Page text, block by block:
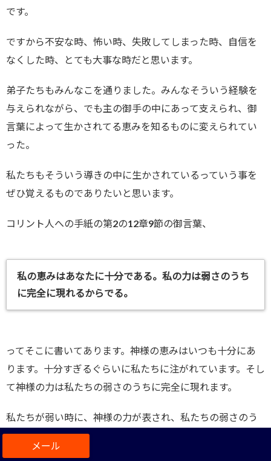
です。
ですから不安な時、怖い時、失敗してしまった時、自信を
なくした時、とても大事な時だと思います。
弟子たちもみんなこを通りました。みんなそういう経験を
与えられながら、でも主の御手の中にあって支えられ、御
言葉によって生かされてる恵みを知るものに変えられてい
った。
私たちもそういう導きの中に生かされているっていう事を
ぜひ覚えるものでありたいと思います。
コリント人への手紙の第2の12章9節の御言葉、
私の恵みはあなたに十分である。私の力は弱さのうち
に完全に現れるからでる。
ってそこに書いてあります。神様の恵みはいつも十分にあ
ります。十分すぎるぐらいに私たちに注がれています。そし
て神様の力は私たちの弱さのうちに完全に現れます。
私たちが弱い時に、神様の力が表され、私たちの弱さのう
ちに主により頼むことができますように。決して高ぶるこ
とがないように、高ぶりから守られるように、本当に私た